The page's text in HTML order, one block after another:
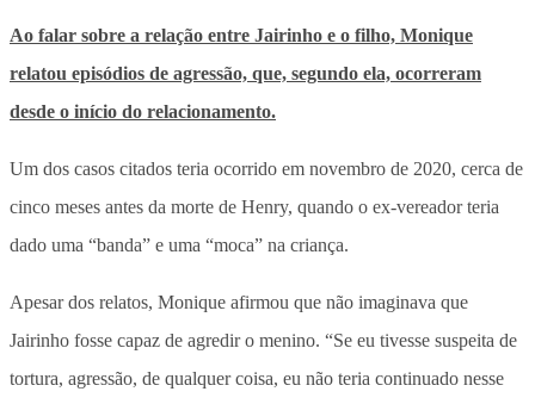
Ao falar sobre a relação entre Jairinho e o filho, Monique
relatou episódios de agressão, que, segundo ela, ocorreram
desde o início do relacionamento.
Um dos casos citados teria ocorrido em novembro de 2020, cerca de
cinco meses antes da morte de Henry, quando o ex-vereador teria
dado uma “banda” e uma “moca” na criança.
Apesar dos relatos, Monique afirmou que não imaginava que
Jairinho fosse capaz de agredir o menino. “Se eu tivesse suspeita de
tortura, agressão, de qualquer coisa, eu não teria continuado nesse